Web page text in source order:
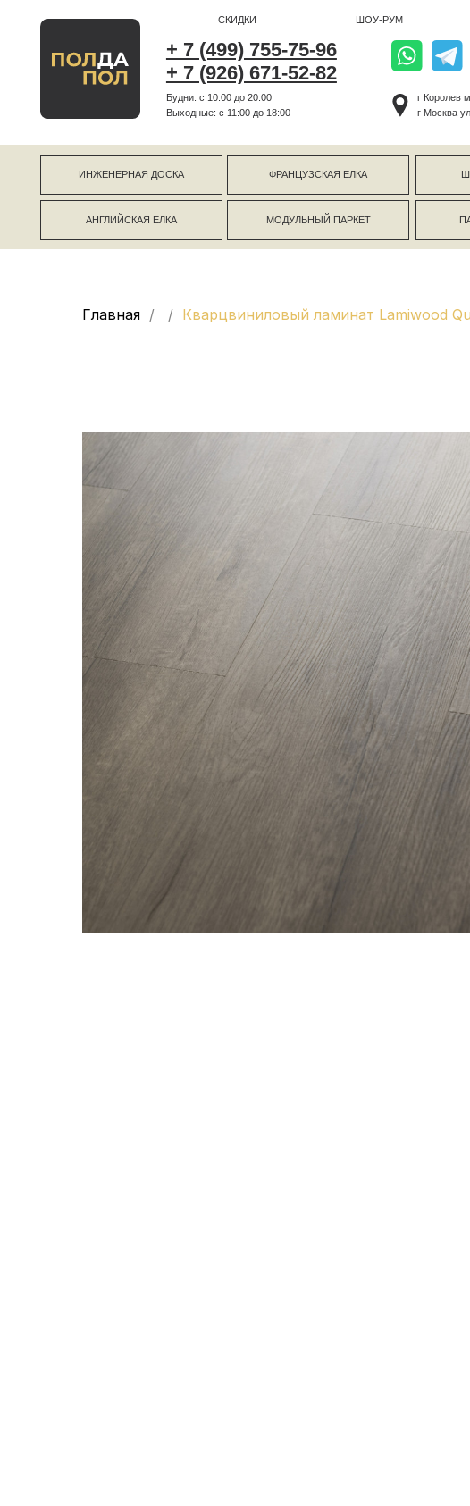
+ 7 (499) 755-75-96
+ 7 (926) 671-52-82
СКИДКИ ШОУ-РУМ
Будни: с 10:00 до 20:00
Выходные: c 11:00 до 18:00
г Москва ул
ИНЖЕНЕРНАЯ ДОСКА
АНГЛИЙСКАЯ ЕЛКА
ФРАНЦУЗСКАЯ ЕЛКА
ПАРКЕТНАЯ
МОДУЛЬНЫЙ ПАРКЕТ
ШТУЧНЫЙ
Главная Кварцвиниловый ламинат Lamiwood